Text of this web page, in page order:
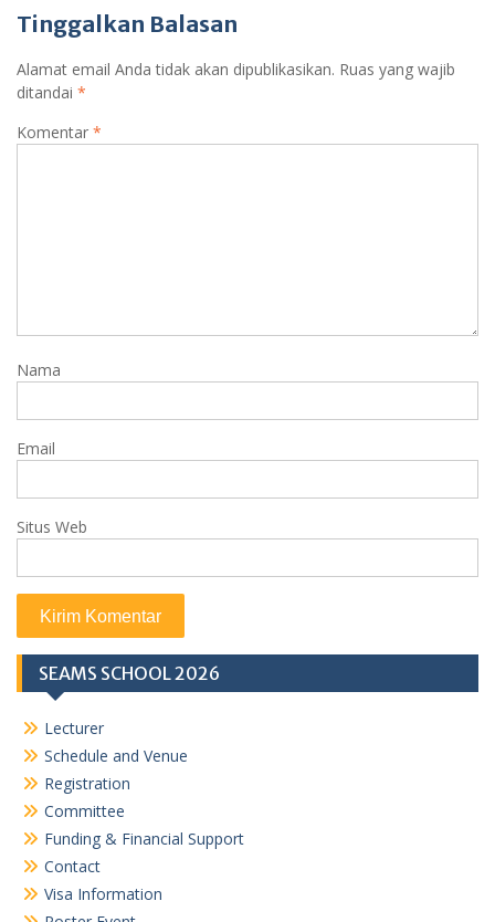
Tinggalkan Balasan
Alamat email Anda tidak akan dipublikasikan. Ruas yang wajib
ditandai *
Komentar *
Nama
Email
Situs Web
SEAMS SCHOOL 2026
Lecturer
Schedule and Venue
Registration
Committee
Funding & Financial Support
Contact
Visa Information